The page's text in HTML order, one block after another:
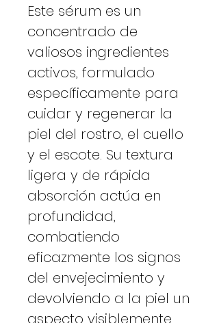
Este sérum es un
concentrado de
valiosos ingredientes
activos, formulado
específicamente para
cuidar y regenerar la
piel del rostro, el cuello
y el escote. Su textura
ligera y de rápida
absorción actúa en
profundidad,
combatiendo
eficazmente los signos
del envejecimiento y
devolviendo a la piel un
aspecto visiblemente